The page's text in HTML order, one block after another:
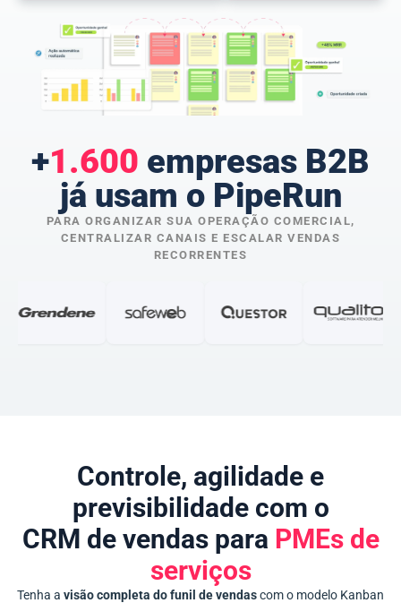
+1.600 empresas B2B
já usam o PipeRun
PARA ORGANIZAR SUA OPERAÇÃO COMERCIAL,
CENTRALIZAR CANAIS E ESCALAR VENDAS
RECORRENTES
Controle, agilidade e
previsibilidade com o
CRM de vendas para PMEs de
serviços
Tenha a visão completa do funil de vendascom o modelo Kanban